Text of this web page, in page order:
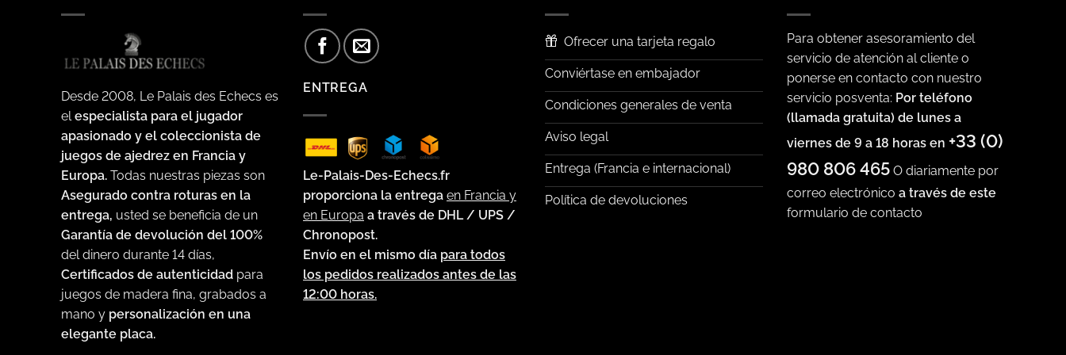
Desde 2008, Le Palais des Echecs es
elespecialista para el jugador
apasionado y el coleccionista de
juegos de ajedrez en Francia y
Europa. Todas nuestras piezas son
Asegurado contra roturas en la
entrega, usted se beneficia de un
Garantía de devolución del 100%
del dinero durante 14 días,
Certificados de autenticidad para
juegos de madera fina, grabados a
mano y personalización en una
elegante placa.
ENTREGA
Le-Palais-Des-Echecs.fr
proporciona la entrega en Francia y
en Europa a través de DHL / UPS /
Chronopost.
Envío en el mismo día para todos
los pedidos realizados antes de las
12:00 horas.
Ofrecer una tarjeta regalo
Conviértase en embajador
Condiciones generales de venta
Aviso legal
Entrega (Francia e internacional)
Política de devoluciones
Para obtener asesoramiento del
servicio de atención al cliente o
ponerse en contacto con nuestro
servicio posventa: Por teléfono
(llamada gratuita) de lunes a
viernes de 9 a 18 horas en +33 (0)
980 806 465 O diariamente por
correo electrónico a través de este
formulario de contacto